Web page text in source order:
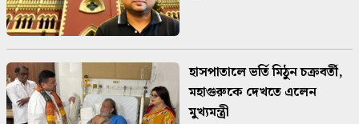
হাসপাতালে ভর্তি মিঠুন চক্রবর্তী,
মহাগুরুকে দেখতে এলেন
মুখ্যমন্ত্রী